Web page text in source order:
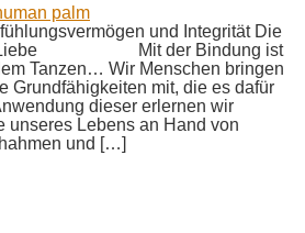
und Integrität Die
Liebe Mit der Bindung ist
Tanzen… Wir Menschen bringen
Grundfähigkeiten mit, die es dafür
dieser erlernen wir
unseres Lebens an Hand von
und […]